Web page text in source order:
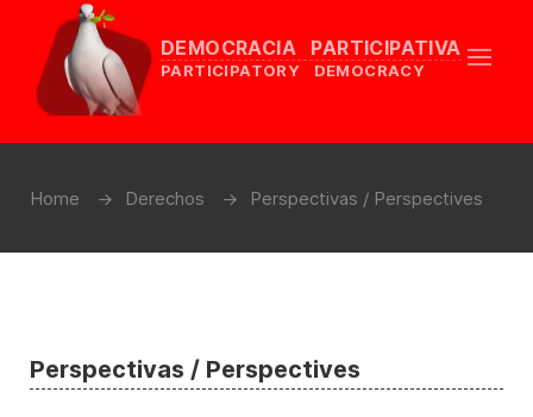
DEMOCRACIA PARTICIPATIVA
PARTICIPATORY DEMOCRACY
Home Derechos Perspectivas / Perspectives
Perspectivas / Perspectives